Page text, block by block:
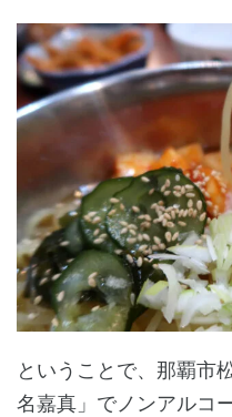
ということで、那覇市
名嘉真」でノンアルコ